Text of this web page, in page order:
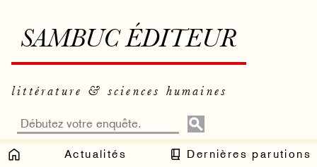
SAMBUC ÉDITEUR
littérature & sciences humaines
Actualités
Dernières parutions